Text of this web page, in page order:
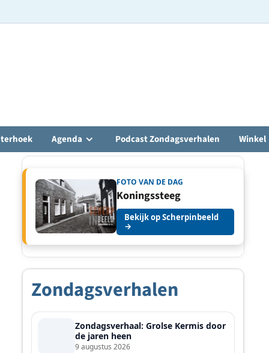
Agenda Podcast Zondagsverhalen Winkel
FOTO VAN DE DAG
Koningssteeg
Bekijk op Scherpinbeeld
→
Zondagsverhalen
Zondagsverhaal: Grolse Kermis door
de jaren heen
9 augustus 2026